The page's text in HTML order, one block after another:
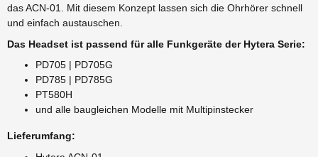
das ACN-01. Mit diesem Konzept lassen sich die Ohrhörer schnell
und einfach austauschen.
Das Headset ist passend für alle Funkgeräte der Hytera Serie:
PD705 | PD705G
PD785 | PD785G
PT580H
und alle baugleichen Modelle mit Multipinstecker
Lieferumfang: